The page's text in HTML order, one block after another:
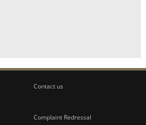
Contact us
Complaint Redressal